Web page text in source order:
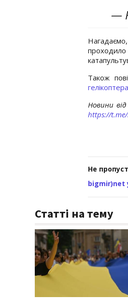
—
Нагадаємо,
Також
Новини від
https://
Не
bigmir)net
Статті на тему